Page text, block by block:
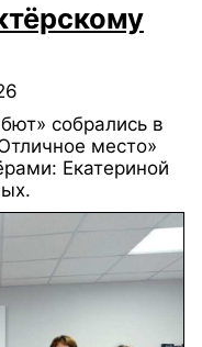
собрались в
место»
Екатериной